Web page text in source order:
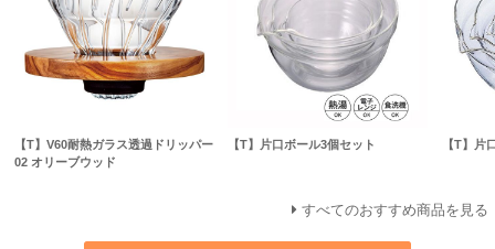
【T】V60耐熱ガラス透過ドリッパー
02 オリーブウッド
【T】片口ボール3個セット 【T】片
すべてのおすすめ商品を見る